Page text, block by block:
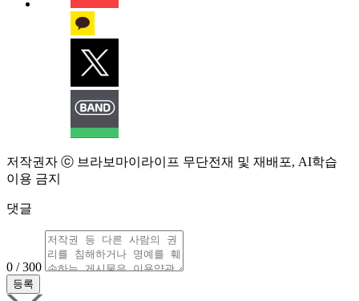
저작권자 ⓒ 브라보마이라이프 무단전재 및 재배포, AI학습
이용 금지
댓글
0 / 300